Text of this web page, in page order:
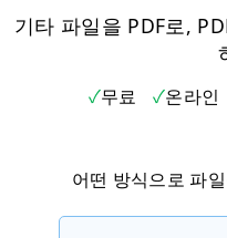
기타 파일을 PDF로,
무료 온라인
어떤 방식으로 파